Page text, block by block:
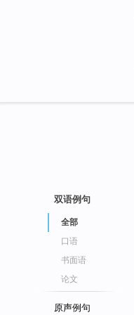
双语例句
全部
口语
书面语
论文
原声例句